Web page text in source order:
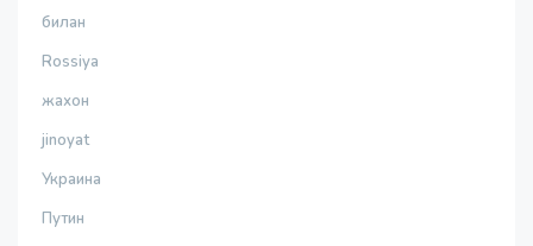
билан
Rossiya
жахон
jinoyat
Украина
Путин